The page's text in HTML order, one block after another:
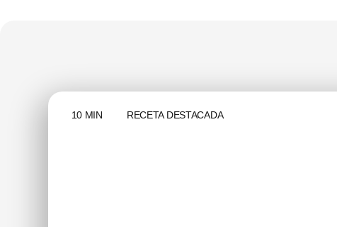
10 MIN RECETA DESTACADA